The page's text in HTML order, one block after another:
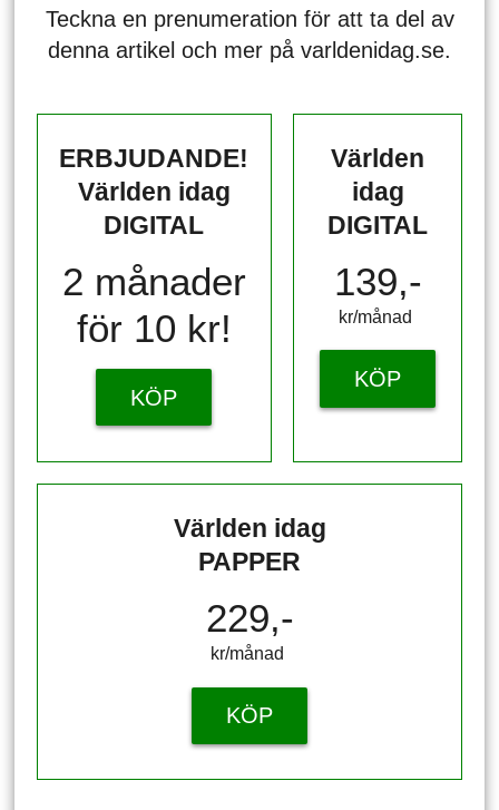
Teckna en prenumeration för att ta del av
denna artikel och mer på varldenidag.se.
ERBJUDANDE!
Världen idag
DIGITAL
2 månader
för 10 kr!
KÖP
Världen
idag
DIGITAL
139,-
kr/månad ​​​​​​
KÖP
Världen idag
PAPPER
229,-
kr/månad ​​​​​​
KÖP